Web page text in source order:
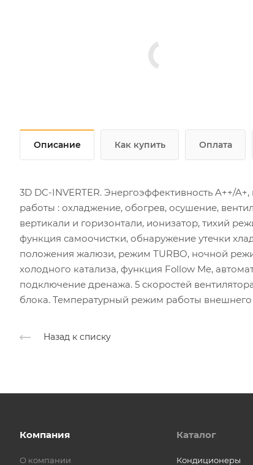
Описание Как купить Оплата
3D DC-INVERTER. Энергоэффективность A++/
работы : охладжение, обогрев, осушение,
вертикали и горизонтали, ионизатор, тихий
функция самоочистки, обнаружение утечки
положения жалюзи, режим TURBO, ночной
холодного катализа, функция Follow Me,
подключение дренажа. 5 скоростей
блока. Температурный режим работы внешнего
Назад к списку
Компания
О компании
Каталог
Кондиционеры